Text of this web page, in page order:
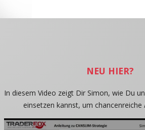
NEU HIER?
In diesem Video zeigt Dir Simon, wie Du
einsetzen kannst, um chancenreiche